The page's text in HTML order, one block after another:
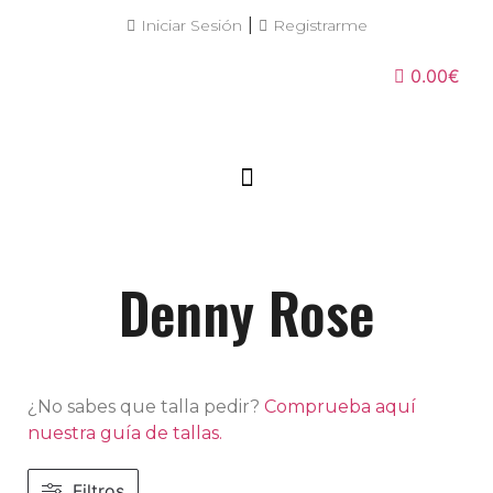
Iniciar Sesión Registrarme
0.00€
Denny Rose
¿No sabes que talla pedir? Comprueba aquí
nuestra guía de tallas.